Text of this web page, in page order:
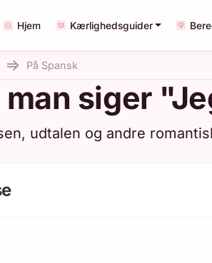
Hjem Kærlighedsguider
På Spansk
siger
udtalen og andre